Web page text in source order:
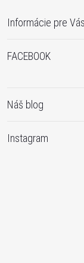
Informácie pre Vás
FACEBOOK
Náš blog
Instagram